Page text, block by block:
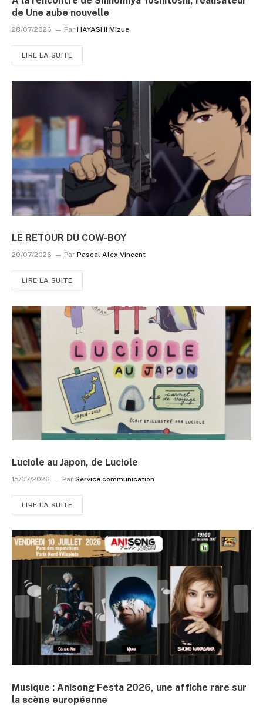
de Une aube nouvelle
28/07/2026 Par HAYASHI Mizue
LIRE LA SUITE
LE RETOUR DU COW-BOY
20/07/2026 Par Pascal Alex Vincent
LIRE LA SUITE
Luciole au Japon, de Luciole
15/07/2026 Par Service communication
LIRE LA SUITE
Musique : Anisong Festa 2026, une affiche rare sur
la scène européenne